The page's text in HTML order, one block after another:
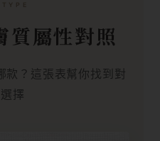
質屬性對照
款？這張表幫你找到對
擇